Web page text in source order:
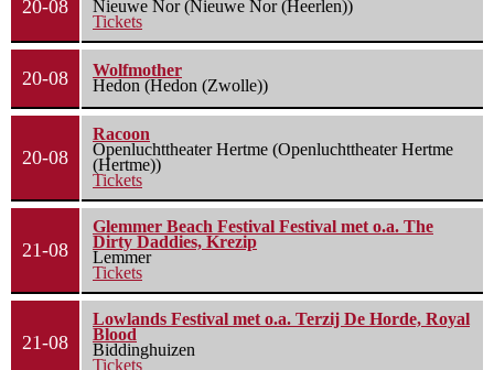
20-08
Nieuwe Nor (Nieuwe Nor (Heerlen))
Tickets
20-08
Wolfmother
Hedon (Hedon (Zwolle))
20-08
Racoon
Openluchttheater Hertme (Openluchttheater Hertme
(Hertme))
Tickets
21-08
Glemmer Beach Festival Festival met o.a. The
Dirty Daddies, Krezip
Lemmer
Tickets
21-08
Lowlands Festival met o.a. Terzij De Horde, Royal
Blood
Biddinghuizen
Tickets